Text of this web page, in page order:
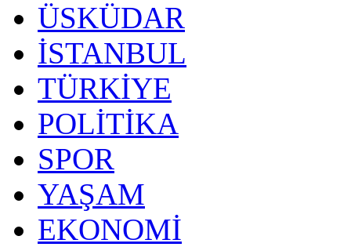
ÜSKÜDAR
İSTANBUL
TÜRKİYE
POLİTİKA
SPOR
YAŞAM
EKONOMİ